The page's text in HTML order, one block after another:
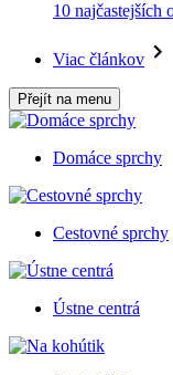
10 najčastejších
Viac článkov
Přejít na menu
Domáce sprchy
Cestovné sprchy
Ústne centrá